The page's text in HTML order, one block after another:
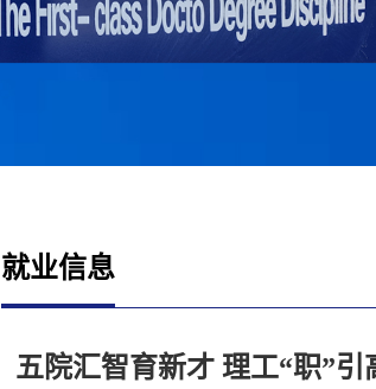
就业信息
五院汇智育新才 理工“职”